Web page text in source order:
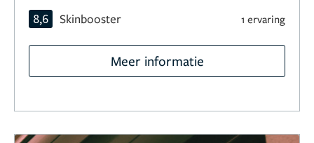
8,6 Skinbooster 1 ervaring
Meer informatie